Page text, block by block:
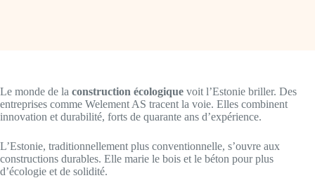
Le monde de la construction écologique voit l’Estonie briller. Des
entreprises comme Welement AS tracent la voie. Elles combinent
innovation et durabilité, forts de quarante ans d’expérience.
L’Estonie, traditionnellement plus conventionnelle, s’ouvre aux
constructions durables. Elle marie le bois et le béton pour plus
d’écologie et de solidité.